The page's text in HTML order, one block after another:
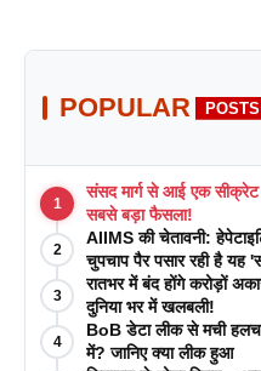
POPULAR POSTS
1
संसद मार्ग से आई एक सीक्रेट
सबसे बड़ा फैसला!
2
AIIMS की चेतावनी:
चुपचाप पैर पसार रही है यह
3
रातभर में बंद होंगे करोड़ों
दुनिया भर में खलबली!
4
BoB डेटा लीक से मची
में? जानिए क्या लीक हुआ